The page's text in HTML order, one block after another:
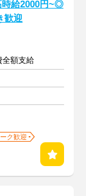
時給2000円~◎
歓迎
全額支給
ク歓迎